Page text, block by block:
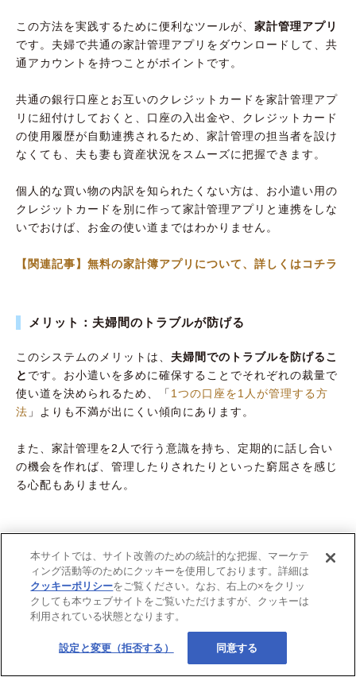
この方法を実践するために便利なツールが、 家計管理アプリ
です。夫婦で共通の家計管理アプリをダウンロードして、共
通アカウントを持つことがポイントです。
共通の銀行口座とお互いのクレジットカードを家計管理アプ
リに紐付けしておくと、口座の入出金や、クレジットカード
の使用履歴が自動連携されるため、家計管理の担当者を設け
なくても、夫も妻も資産状況をスムーズに把握できます。
個人的な買い物の内訳を知られたくない方は、お小遣い用の
クレジットカードを別に作って家計管理アプリと連携をしな
いでおけば、お金の使い道まではわかりません。
【関連記事】無料の家計簿アプリについて、詳しくはコチラ
メリット：夫婦間のトラブルが防げる
このシステムのメリットは、 夫婦間でのトラブルを防げるこ
と です。お小遣いを多めに確保することでそれぞれの裁量で
使い道を決められるため、「 1つの口座を1人が管理する方
法 」よりも不満が出にくい傾向にあります。
また、家計管理を2人で行う意識を持ち、定期的に話し合い
の機会を作れば、管理したりされたりといった窮屈さを感じ
る心配もありません。
【目安は夫婦2人で手取り15〜25%】お小遣い額を
決めるための3ステップ
ここからは、前述 したおすすめの家計管理方法を導入するこ
とを前提として、適切なお小遣い額を決めるための3つのス
本サイトでは、サイト改善のための統計的な把握、マーケテ
ィング活動等のためにクッキーを使用しております。詳細は
クッキーポリシーをご覧ください。なお、右上の×をクリッ
クしても本ウェブサイトをご覧いただけますが、クッキーは
利用されている状態となります。
設定と変更（拒否する） 同意する